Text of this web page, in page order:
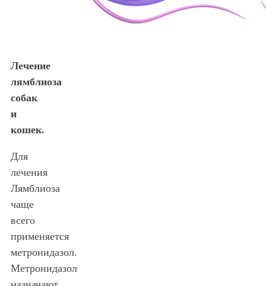
Лечение
лямблиоза
собак
и
кошек.
Для
лечения
Лямблиоза
чаще
всего
применяется
метронидазол.
Метронидазол